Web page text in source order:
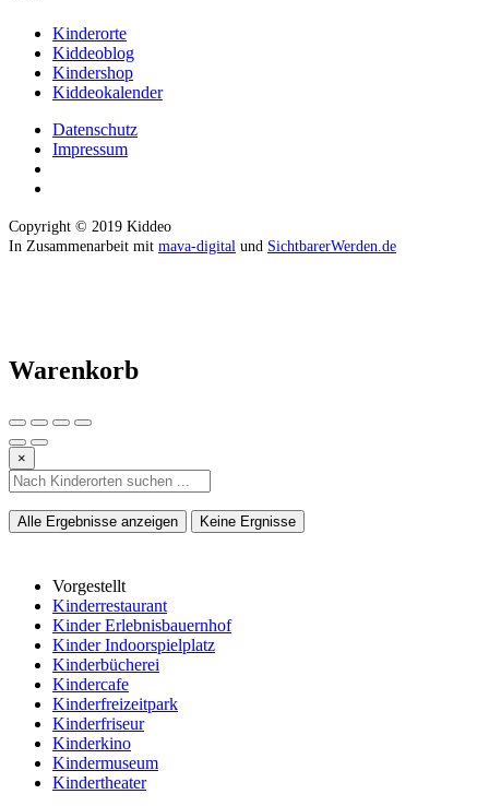
Kinderorte
Kiddeoblog
Kindershop
Kiddeokalender
Datenschutz
Impressum
Copyright © 2019 Kiddeo
In Zusammenarbeit mit mava-digital und SichtbarerWerden.de
Warenkorb
×
Alle Ergebnisse anzeigen Keine Ergnisse
Vorgestellt
Kinderrestaurant
Kinder Erlebnisbauernhof
Kinder Indoorspielplatz
Kinderbücherei
Kindercafe
Kinderfreizeitpark
Kinderfriseur
Kinderkino
Kindermuseum
Kindertheater